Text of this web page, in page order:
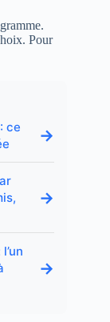
Pour
ce
→
→
→